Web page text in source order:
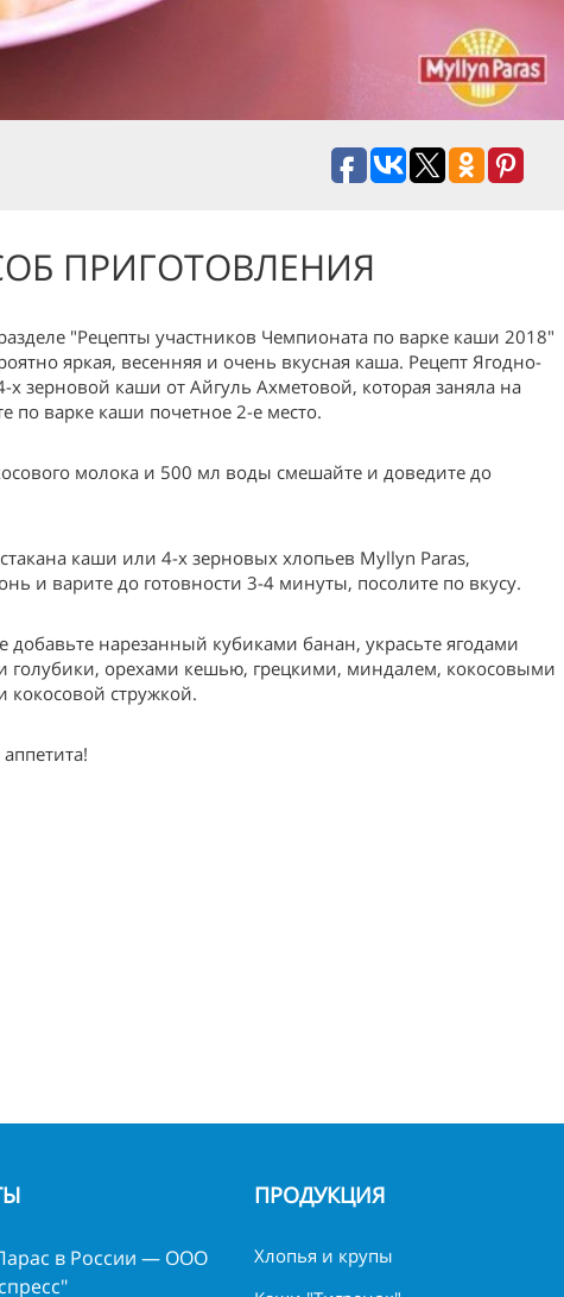
ПРИГОТОВЛЕНИЯ
"Рецепты участников Чемпионата по варке каши 2018"
яркая, весенняя и очень вкусная каша. Рецепт Ягодно-
х зерновой каши от Айгуль Ахметовой, которая заняла на
по варке каши почетное 2-е место.
молока и 500 мл воды смешайте и доведите до
каши или 4-х зерновых хлопьев Myllyn Paras,
и варите до готовности 3-4 минуты, посолите по вкусу.
добавьте нарезанный кубиками банан, украсьте ягодами
голубики, орехами кешью, грецкими, миндалем, кокосовыми
кокосовой стружкой.
в России — ООО
ПРОДУКЦИЯ
Хлопья и крупы